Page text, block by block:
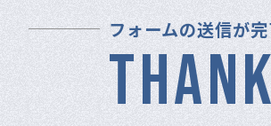
フォームの送信が